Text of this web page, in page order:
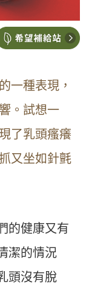
一種表現，
。試想一
了乳頭瘙癢
又坐如針氈
的健康又有
潔的情況
頭沒有脫